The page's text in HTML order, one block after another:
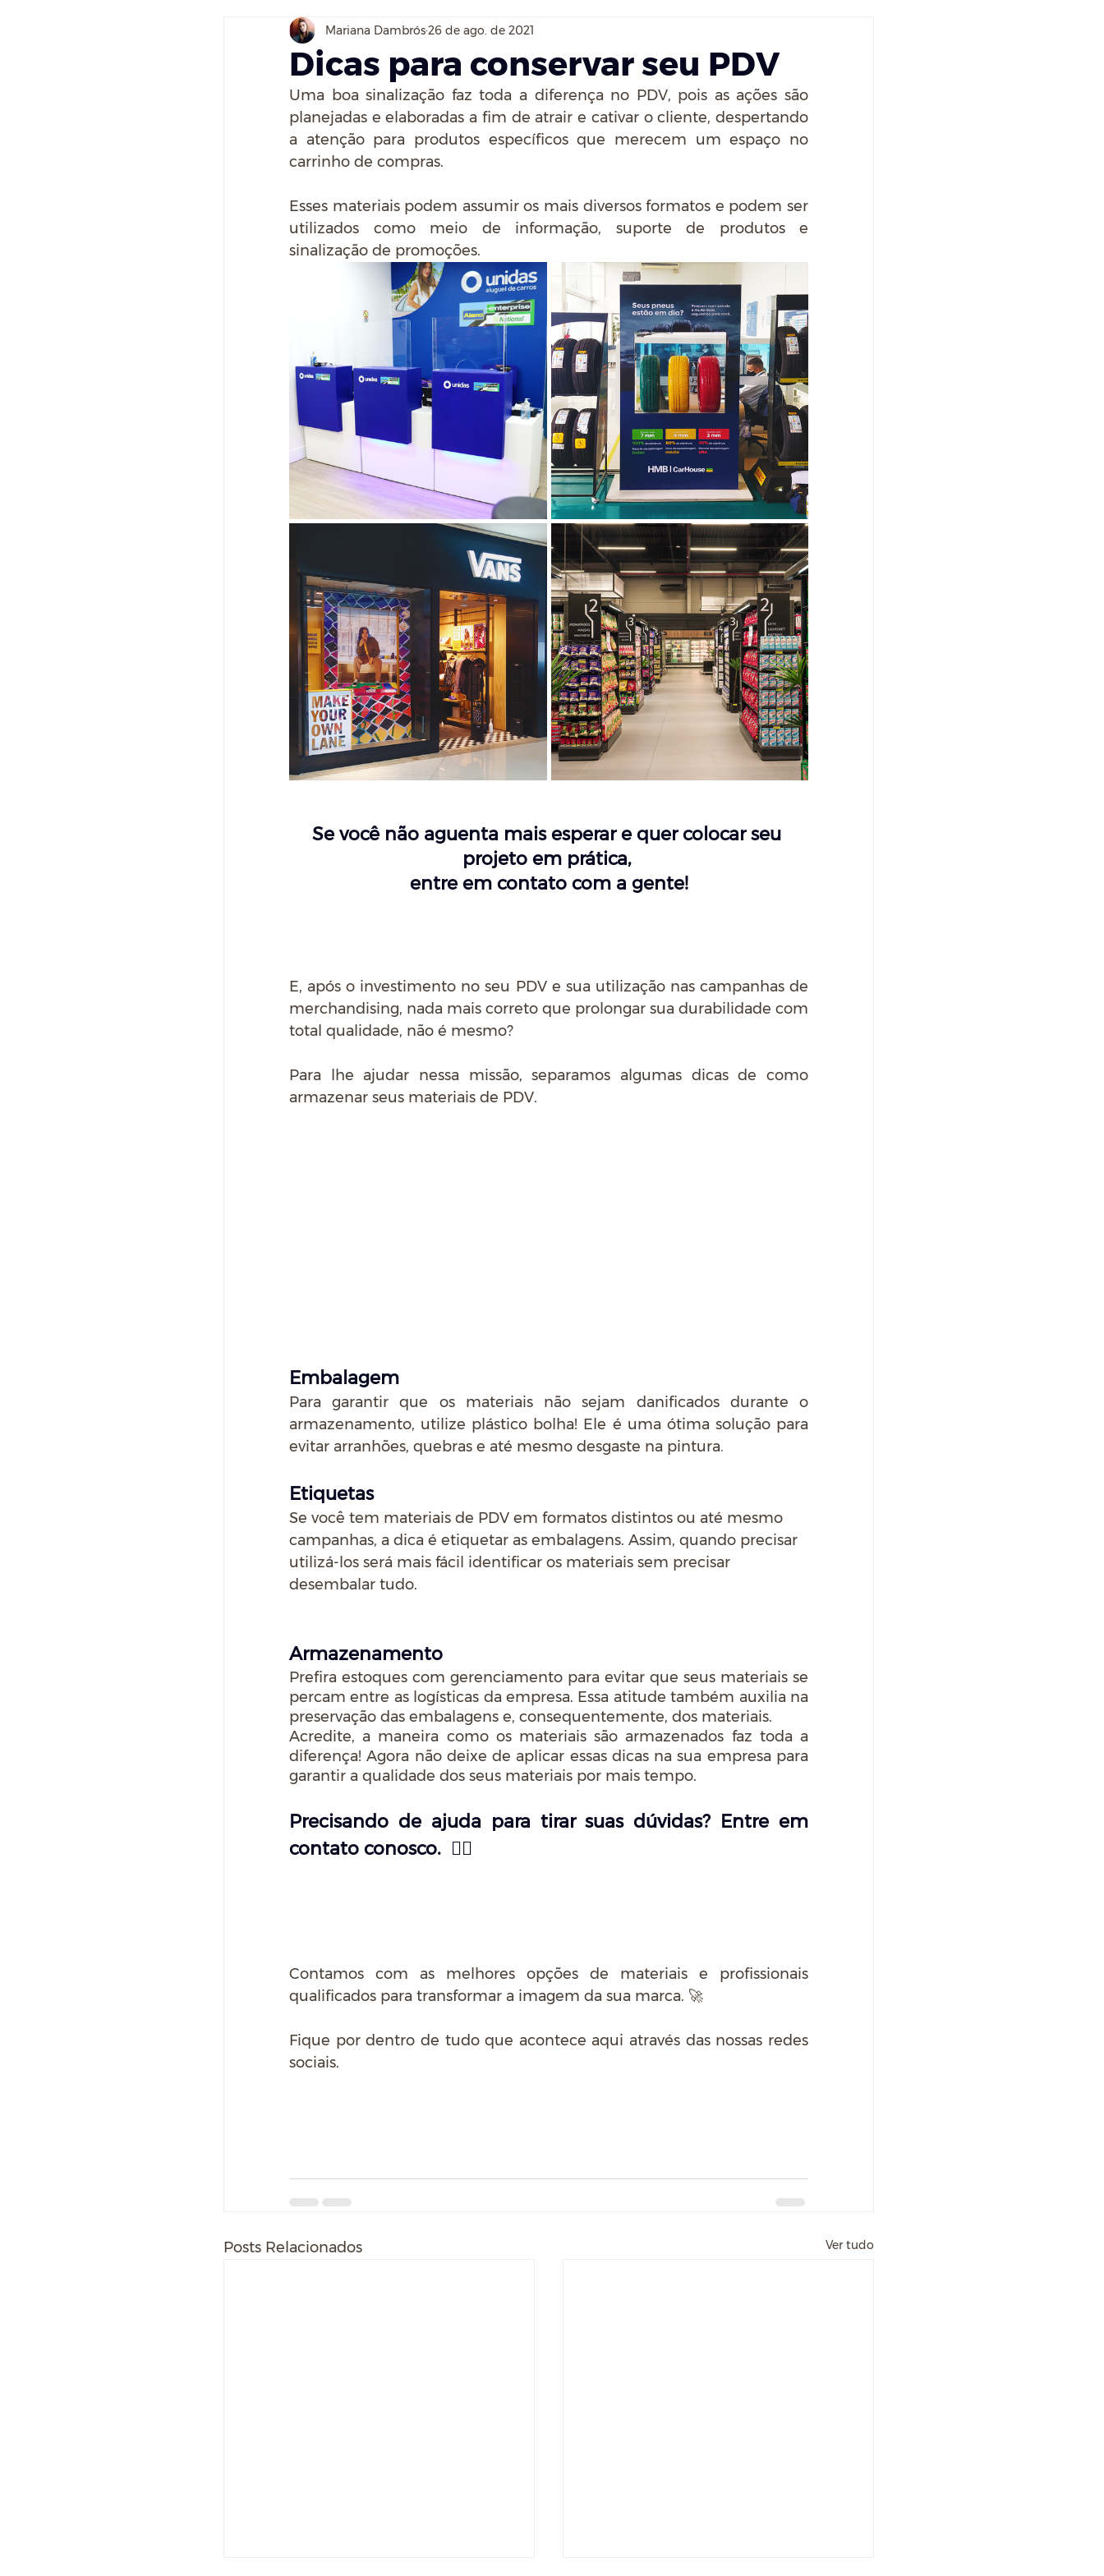
Dicas para conservar seu PDV
Mariana Dambrós26 de ago. de 2021
Uma boa sinalização faz toda a diferença no PDV, pois as ações são
planejadas e elaboradas a fim de atrair e cativar o cliente, despertando
a atenção para produtos específicos que merecem um espaço no
carrinho de compras.
Esses materiais podem assumir os mais diversos formatos e podem ser
utilizados como meio de informação, suporte de produtos e
sinalização de promoções.
Se você não aguenta mais esperar e quer colocar seu
projeto em prática,
entre em contato com a gente!
E, após o investimento no seu PDV e sua utilização nas campanhas de
merchandising, nada mais correto que prolongar sua durabilidade com
total qualidade, não é mesmo?
Para lhe ajudar nessa missão, separamos algumas dicas de como
armazenar seus materiais de PDV.
Embalagem
Para garantir que os materiais não sejam danificados durante o
armazenamento, utilize plástico bolha! Ele é uma ótima solução para
evitar arranhões, quebras e até mesmo desgaste na pintura.
Etiquetas
Se você tem materiais de PDV em formatos distintos ou até mesmo
campanhas, a dica é etiquetar as embalagens. Assim, quando precisar
utilizá-los será mais fácil identificar os materiais sem precisar
desembalar tudo.
Armazenamento
Prefira estoques com gerenciamento para evitar que seus materiais se
percam entre as logísticas da empresa. Essa atitude também auxilia na
preservação das embalagens e, consequentemente, dos materiais.
Acredite, a maneira como os materiais são armazenados faz toda a
diferença! Agora não deixe de aplicar essas dicas na sua empresa para
garantir a qualidade dos seus materiais por mais tempo.
Precisando de ajuda para tirar suas dúvidas? Entre em
contato conosco.  👇🏼
Contamos com as melhores opções de materiais e profissionais
qualificados para transformar a imagem da sua marca. 🚀
Fique por dentro de tudo que acontece aqui através das nossas redes
sociais.
Posts Relacionados Ver tudo